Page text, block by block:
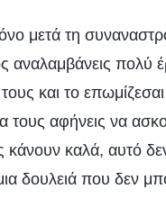
μετά τη
πολύ
και το
τους αφήνεις να
κάνουν καλά, αυτό
δουλειά που δεν